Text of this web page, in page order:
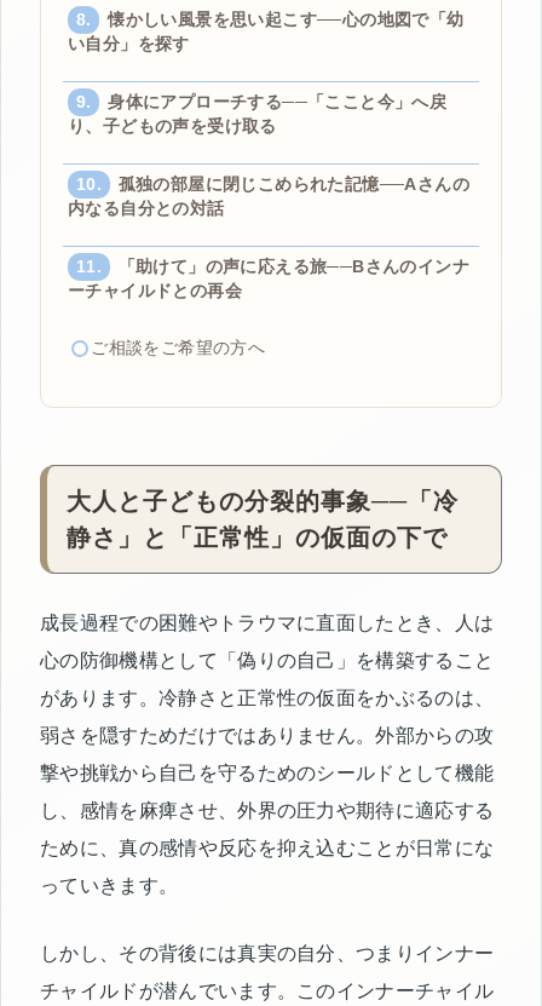
懐かしい風景を思い起こす──心の地図で「幼
い自分」を探す
身体にアプローチする──「ここと今」へ戻
り、子どもの声を受け取る
孤独の部屋に閉じこめられた記憶──Aさんの
内なる自分との対話
「助けて」の声に応える旅──Bさんのインナ
ーチャイルドとの再会
ご相談をご希望の方へ
大人と子どもの分裂的事象──「冷
静さ」と「正常性」の仮面の下で
成長過程での困難やトラウマに直面したとき、人は
心の防御機構として「偽りの自己」を構築すること
があります。冷静さと正常性の仮面をかぶるのは、
弱さを隠すためだけではありません。外部からの攻
撃や挑戦から自己を守るためのシールドとして機能
し、感情を麻痺させ、外界の圧力や期待に適応する
ために、真の感情や反応を抑え込むことが日常にな
っていきます。
しかし、その背後には真実の自分、つまりインナー
チャイルドが潜んでいます。このインナーチャイル